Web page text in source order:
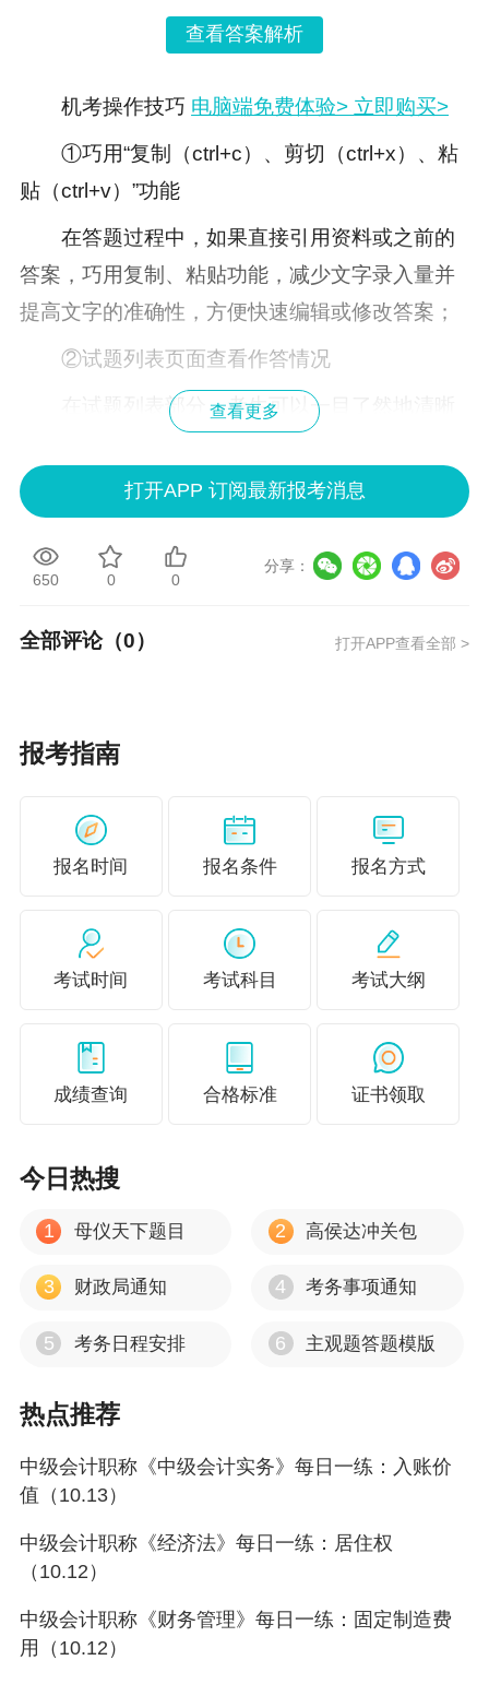
查看答案解析
机考操作技巧 电脑端免费体验> 立即购买>
①巧用“复制（ctrl+c）、剪切（ctrl+x）、粘
贴（ctrl+v）”功能
在答题过程中，如果直接引用资料或之前的
答案，巧用复制、粘贴功能，减少文字录入量并
提高文字的准确性，方便快速编辑或修改答案；
②试题列表页面查看作答情况
在试题列表部分，考生可以一目了然地清晰
题的已答或未答状态、标记状态。并可以点击各
题号按钮，直接进入该试题进行答题或检查。
相关推荐：
免费直播：2020年中级会计职称4月公开
收藏 ！想要备考中级会计职称却无从下手？
查看更多
打开APP 订阅最新报考消息
650 0 0
分享：
全部评论（0） 打开APP查看全部 >
报考指南
报名时间 报名条件 报名方式
考试时间 考试科目 考试大纲
成绩查询 合格标准 证书领取
今日热搜
1 母仪天下题目 2 高侯达冲关包
3 财政局通知 4 考务事项通知
5 考务日程安排 6 主观题答题模版
热点推荐
中级会计职称《中级会计实务》每日一练：入账价
值（10.13）
中级会计职称《经济法》每日一练：居住权
（10.12）
中级会计职称《财务管理》每日一练：固定制造费
用（10.12）